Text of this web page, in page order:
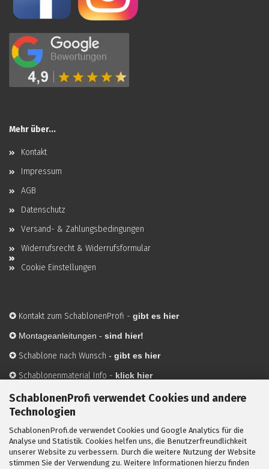
SchablonenProfi verwendet Cookies und andere
Technologien
SchablonenProfi.de verwendet Cookies und Google Analytics für die
Analyse und Statistik. Cookies helfen uns, die Benutzerfreundlichkeit
unserer Website zu verbessern. Durch die weitere Nutzung der Website
stimmen Sie der Verwendung zu. Weitere Informationen hierzu finden
Mehr über...
Kontakt
Impressum
AGB
Datenschutz
Versand- & Zahlungsbedingungen
Widerrufsrecht & Widerrufsformular
Cookie Einstellungen
✪ Kontakt zum SchablonenProfi - gibt es hier
✪ Montageanleitungen - sind hier!
✪ Schablone nach Wunsch - gibt es hier
✪ Schablonenmaterial Info - klick hier
✪Hersteller-hier mehr Infos
Mit ✪ gekennzeichnete Bilder sind KI-generierte
Anwendungsbeispiele zur Visualisierung der Motive.